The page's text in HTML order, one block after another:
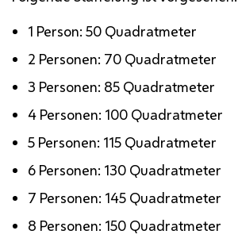
1 Person: 50 Quadratmeter
2 Personen: 70 Quadratmeter
3 Personen: 85 Quadratmeter
4 Personen: 100 Quadratmeter
5 Personen: 115 Quadratmeter
6 Personen: 130 Quadratmeter
7 Personen: 145 Quadratmeter
8 Personen: 150 Quadratmeter